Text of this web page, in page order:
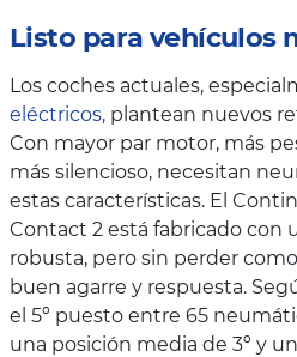
Listo para vehículos
Los coches actuales,
eléctricos, plantean nuevos
Con mayor par motor, más
más silencioso, necesitan
estas características. El
Contact 2 está fabricado con
robusta, pero sin perder
buen agarre y respuesta.
el 5º puesto entre 65
una posición media de 3º y